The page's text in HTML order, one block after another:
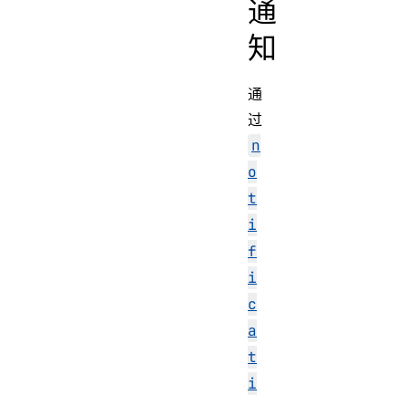
通
知
通
过
n
o
t
i
f
i
c
a
t
i